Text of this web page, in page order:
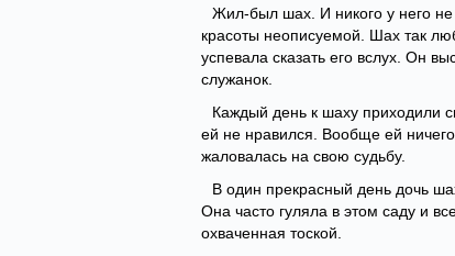
Жил-был шах. И никого у него
красоты неописуемой. Шах так
успевала сказать его вслух. Он
служанок.
Каждый день к шаху приходили
ей не нравился. Вообще ей
жаловалась на свою судьбу.
В один прекрасный день дочь
Она часто гуляла в этом саду и
охваченная тоской.